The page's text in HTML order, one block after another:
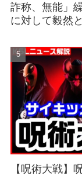
詐称、無能」
に対して毅然
【呪術大戦】